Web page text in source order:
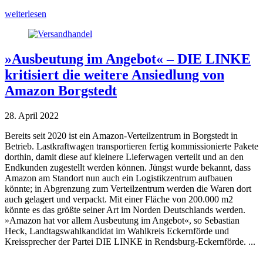
weiterlesen
»Ausbeutung im Angebot« – DIE LINKE
kritisiert die weitere Ansiedlung von
Amazon Borgstedt
28. April 2022
Bereits seit 2020 ist ein Amazon-Verteilzentrum in Borgstedt in
Betrieb. Lastkraftwagen transportieren fertig kommissionierte Pakete
dorthin, damit diese auf kleinere Lieferwagen verteilt und an den
Endkunden zugestellt werden können. Jüngst wurde bekannt, dass
Amazon am Standort nun auch ein Logistikzentrum aufbauen
könnte; in Abgrenzung zum Verteilzentrum werden die Waren dort
auch gelagert und verpackt. Mit einer Fläche von 200.000 m2
könnte es das größte seiner Art im Norden Deutschlands werden.
»Amazon hat vor allem Ausbeutung im Angebot«, so Sebastian
Heck, Landtagswahlkandidat im Wahlkreis Eckernförde und
Kreissprecher der Partei DIE LINKE in Rendsburg-Eckernförde. ...